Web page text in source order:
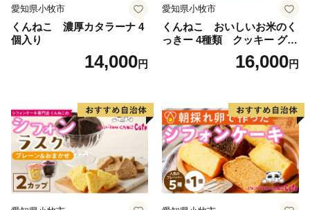
愛知県小牧市
くんねこ 濃厚カタラーナ 4
個入り
14,000円
愛知県小牧市
くんねこ おいしいお米のく
っきー 4種類 クッキー グル
16,000円